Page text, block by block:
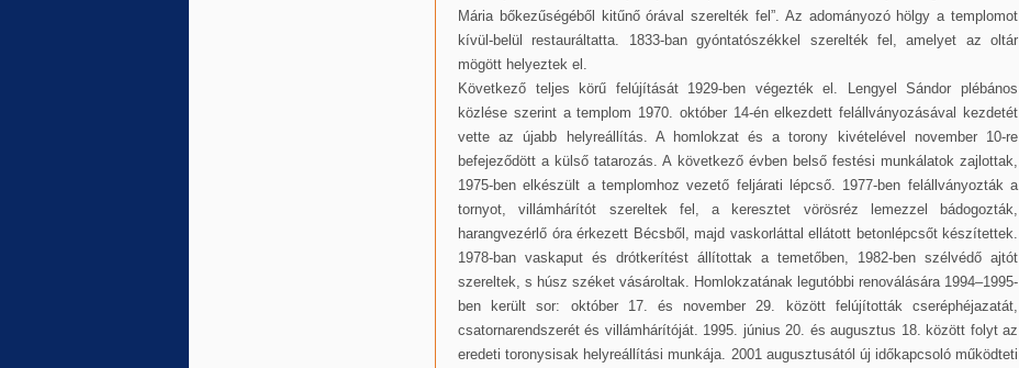
Mária bőkezűségéből kitűnő órával szerelték fel”. Az adományozó hölgy a templomot
kívül-belül restauráltatta. 1833-ban gyóntatószékkel szerelték fel, amelyet az oltár
mögött helyeztek el.
Következő teljes körű felújítását 1929-ben végezték el. Lengyel Sándor plébános
közlése szerint a templom 1970. október 14-én elkezdett felállványozásával kezdetét
vette az újabb helyreállítás. A homlokzat és a torony kivételével november 10-re
befejeződött a külső tatarozás. A következő évben belső festési munkálatok zajlottak,
1975-ben elkészült a templomhoz vezető feljárati lépcső. 1977-ben felállványozták a
tornyot, villámhárítót szereltek fel, a keresztet vörösréz lemezzel bádogozták,
harangvezérlő óra érkezett Bécsből, majd vaskorláttal ellátott betonlépcsőt készítettek.
1978-ban vaskaput és drótkerítést állítottak a temetőben, 1982-ben szélvédő ajtót
szereltek, s húsz széket vásároltak. Homlokzatának legutóbbi renoválására 1994–1995-
ben került sor: október 17. és november 29. között felújították cseréphéjazatát,
csatornarendszerét és villámhárítóját. 1995. június 20. és augusztus 18. között folyt az
eredeti toronysisak helyreállítási munkája. 2001 augusztusától új időkapcsoló működteti